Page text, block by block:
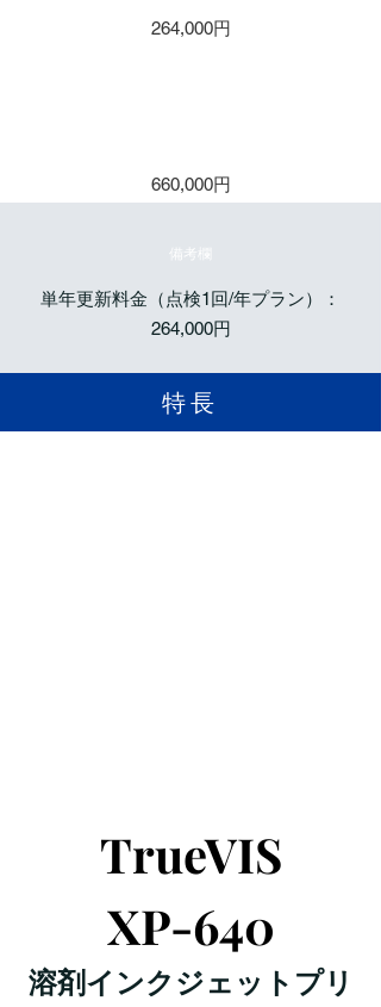
264,000円
660,000円
備考欄
単年更新料金（点検1回/年プラン）：
264,000円
​特長
TrueVIS
XP-640
溶剤インクジェットプリ